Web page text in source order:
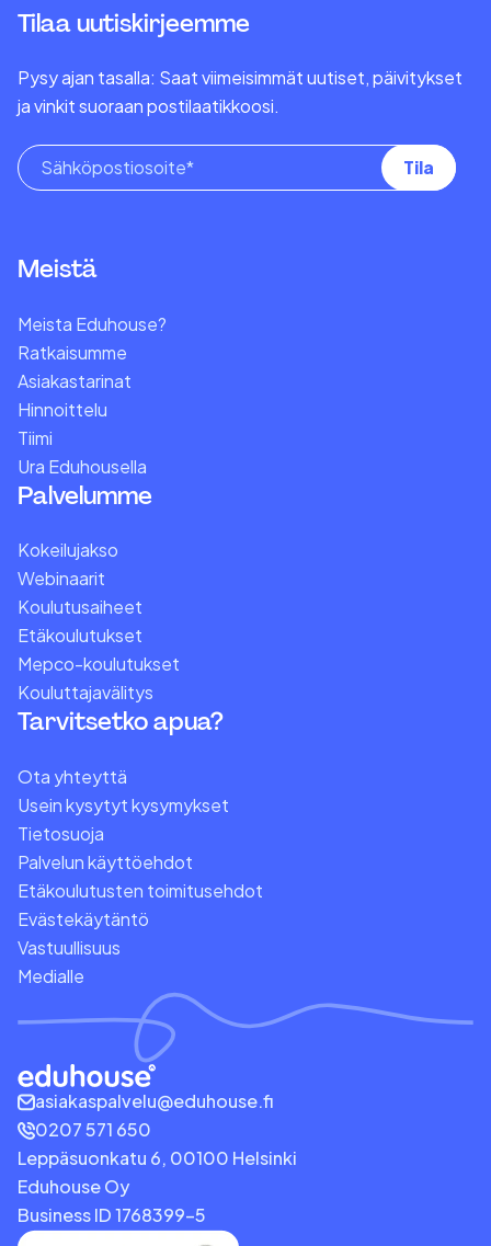
Tilaa uutiskirjeemme
Pysy ajan tasalla: Saat viimeisimmät uutiset, päivitykset
ja vinkit suoraan postilaatikkoosi.
asiakaspalvelu@eduhouse.fi
0207 571 650
Leppäsuonkatu 6, 00100 Helsinki
Eduhouse Oy
Business ID 1768399-5
Meistä
Meista Eduhouse?
Ratkaisumme
Asiakastarinat
Hinnoittelu
Tiimi
Ura Eduhousella
Palvelumme
Kokeilujakso
Webinaarit
Koulutusaiheet
Etäkoulutukset
Mepco-koulutukset
Kouluttajavälitys
Tarvitsetko apua?
Ota yhteyttä
Usein kysytyt kysymykset
Tietosuoja
Palvelun käyttöehdot
Etäkoulutusten toimitusehdot
Evästekäytäntö
Vastuullisuus
Medialle